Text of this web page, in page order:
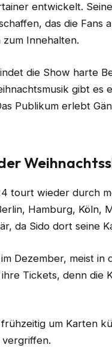
entwickelt.
das die Fans
Innehalten.
die Show harte
gibt
Publikum erlebt
tourt wieder durch
Hamburg, Köln,
da Sido dort seine
Dezember, meist in
Tickets, denn die
um Karten